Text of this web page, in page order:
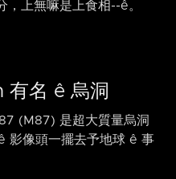
上無嘛是上食相-⁠-ê。
有名 ê 烏洞
(M87) 是超大質量烏洞
影像頭一擺去予地球 ê 事